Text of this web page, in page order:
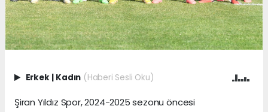
Erkek | Kadın (Haberi Sesli Oku)
Şiran Yıldız Spor, 2024-2025 sezonu öncesi